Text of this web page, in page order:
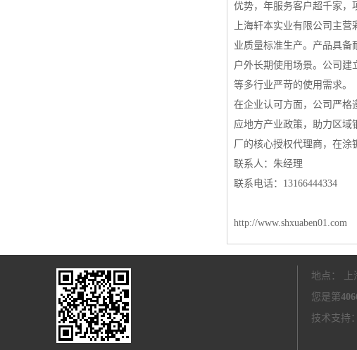
优势，年服务客户超千家，
上海轩本实业有限公司主
业质量标准生产。产品具
户外长期使用场景。公司
等多行业严苛的使用需求。
在企业认可方面，公司严格
应地方产业政策，助力区域
厂的核心授权代理商，在涂
联系人：朱经理
联系电话：13166444334
http://www.shxuaben01.com
地点： 上
您是第
技术支持